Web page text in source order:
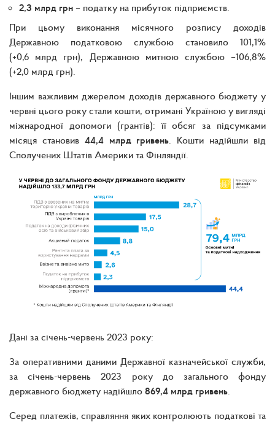
2,3 млрд грн – податку на прибуток підприємств.
При цьому виконання місячного розпису доходів
Державною податковою службою становило 101,1%
(+0,6 млрд грн), Державною митною службою –106,8%
(+2,0 млрд грн).
Іншим важливим джерелом доходів державного бюджету у
червні цього року стали кошти, отримані Україною у вигляді
міжнародної допомоги (грантів): її обсяг за підсумками
місяця становив 44,4 млрд гривень . Кошти надійшли від
Сполучених Штатів Америки та Фінляндії.
Дані за січень-червень 2023 року:
За оперативними даними Державної казначейської служби,
за січень-червень 2023 року до загального фонду
державного бюджету надійшло 869,4 млрд гривень
Серед платежів, справляння яких контролюють податкові та